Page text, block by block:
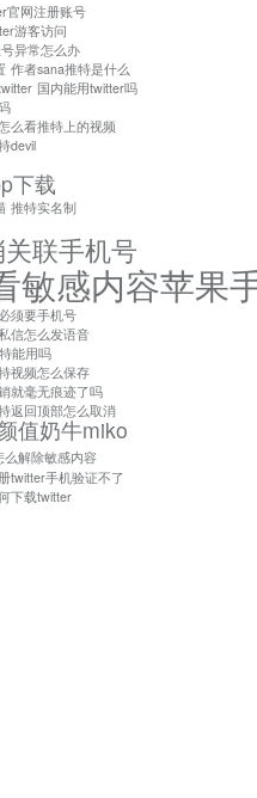
官网注册账号
游客访问
异常怎么办
作者sana推特是什么
国内能用twitter吗
么看推特上的视频
devil
下载
推特实名制
联手机号
敏感内容苹果
须要手机号
信怎么发语音
能用吗
视频怎么保存
就毫无痕迹了吗
返回顶部怎么取消
值奶牛miko
么解除敏感内容
twitter手机验证不了
下载twitter